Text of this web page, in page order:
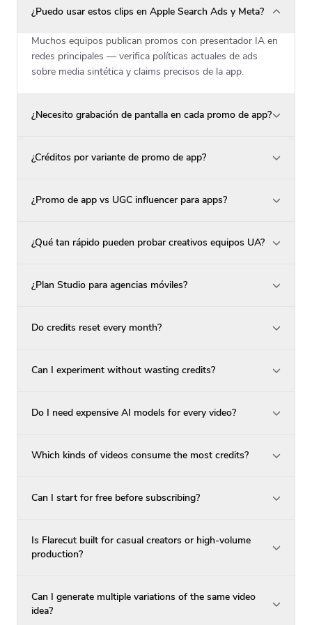
¿Puedo usar estos clips en Apple Search Ads y Meta?
Muchos equipos publican promos con presentador IA en
redes principales — verifica políticas actuales de ads
sobre media sintética y claims precisos de la app.
¿Necesito grabación de pantalla en cada promo de app?
¿Créditos por variante de promo de app?
¿Promo de app vs UGC influencer para apps?
¿Qué tan rápido pueden probar creativos equipos UA?
¿Plan Studio para agencias móviles?
Do credits reset every month?
Can I experiment without wasting credits?
Do I need expensive AI models for every video?
Which kinds of videos consume the most credits?
Can I start for free before subscribing?
Is Flarecut built for casual creators or high-volume
production?
Can I generate multiple variations of the same video
idea?